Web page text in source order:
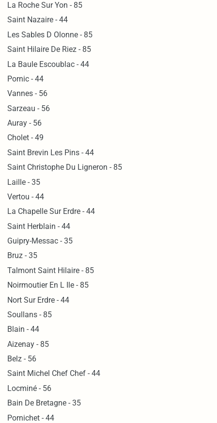
La Roche Sur Yon - 85
Saint Nazaire - 44
Les Sables D Olonne - 85
Saint Hilaire De Riez - 85
La Baule Escoublac - 44
Pornic - 44
Vannes - 56
Sarzeau - 56
Auray - 56
Cholet - 49
Saint Brevin Les Pins - 44
Saint Christophe Du Ligneron - 85
Laille - 35
Vertou - 44
La Chapelle Sur Erdre - 44
Saint Herblain - 44
Guipry-Messac - 35
Bruz - 35
Talmont Saint Hilaire - 85
Noirmoutier En L Ile - 85
Nort Sur Erdre - 44
Soullans - 85
Blain - 44
Aizenay - 85
Belz - 56
Saint Michel Chef Chef - 44
Locminé - 56
Bain De Bretagne - 35
Pornichet - 44